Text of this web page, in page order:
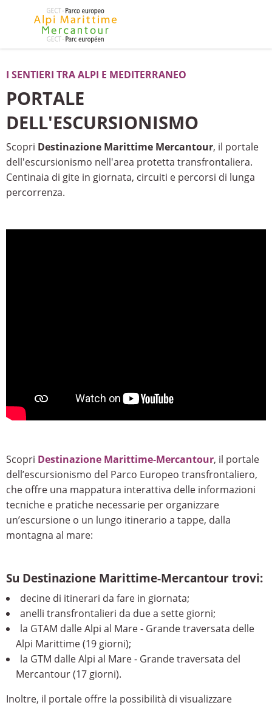
I SENTIERI TRA ALPI E MEDITERRANEO
PORTALE
DELL'ESCURSIONISMO
Scopri Destinazione Marittime Mercantour, il portale
dell'escursionismo nell'area protetta transfrontaliera.
Centinaia di gite in giornata, circuiti e percorsi di lunga
percorrenza.
Scopri Destinazione Marittime-Mercantour, il portale
dell’escursionismo del Parco Europeo transfrontaliero,
che offre una mappatura interattiva delle informazioni
tecniche e pratiche necessarie per organizzare
un’escursione o un lungo itinerario a tappe, dalla
montagna al mare:
Su Destinazione Marittime-Mercantour trovi:
decine di itinerari da fare in giornata;
anelli transfrontalieri da due a sette giorni;
la GTAM dalle Alpi al Mare - Grande traversata delle
Alpi Marittime (19 giorni);
la GTM dalle Alpi al Mare - Grande traversata del
Mercantour (17 giorni).
Inoltre, il portale offre la possibilità di visualizzare